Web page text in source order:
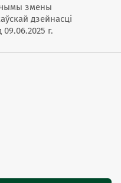
змены
дзейнасці
г.